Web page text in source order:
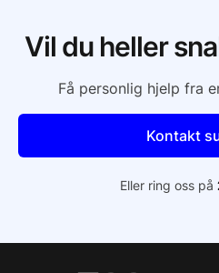
Vil du heller
Få personlig hjelp fra
Kontakt
Eller ring oss på